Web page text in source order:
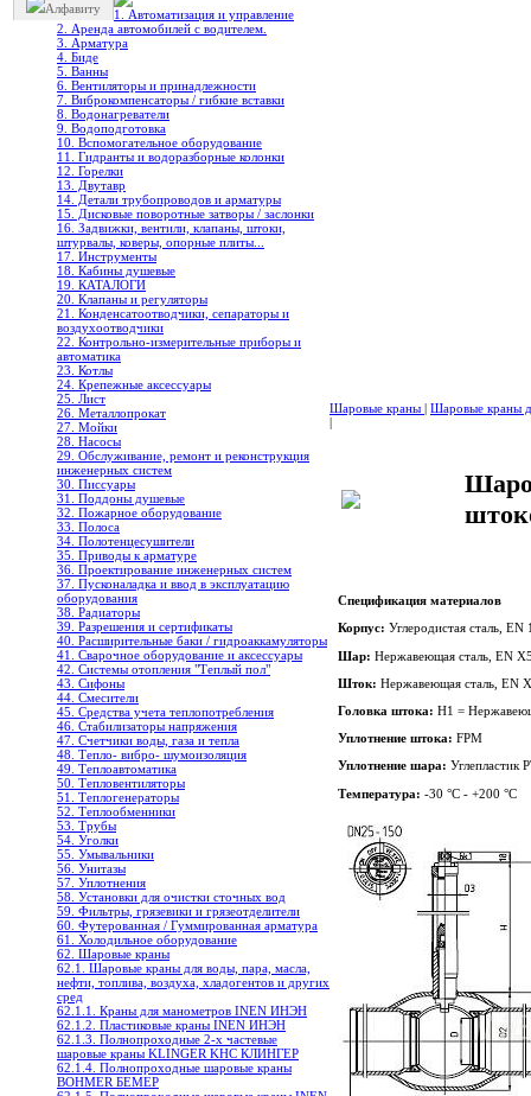
Алфавиту
1. Автоматизация и управление
2. Аренда автомобилей с водителем.
3. Арматура
4. Биде
5. Ванны
6. Вентиляторы и принадлежности
7. Виброкомпенсаторы / гибкие вставки
8. Водонагреватели
9. Водоподготовка
10. Вспомогательное оборудование
11. Гидранты и водоразборные колонки
12. Горелки
13. Двутавр
14. Детали трубопроводов и арматуры
15. Дисковые поворотные затворы / заслонки
16. Задвижки, вентили, клапаны, штоки,
штурвалы, коверы, опорные плиты...
17. Инструменты
18. Кабины душевые
19. КАТАЛОГИ
20. Клапаны и регуляторы
21. Конденсатоотводчики, сепараторы и
воздухоотводчики
22. Контрольно-измерительные приборы и
автоматика
23. Котлы
24. Крепежные аксессуары
25. Лист
26. Металлопрокат
27. Мойки
28. Насосы
29. Обслуживание, ремонт и реконструкция
инженерных систем
30. Писсуары
31. Поддоны душевые
32. Пожарное оборудование
33. Полоса
34. Полотенцесушители
35. Приводы к арматуре
36. Проектирование инженерных систем
37. Пусконаладка и ввод в эксплуатацию
оборудования
38. Радиаторы
39. Разрешения и сертификаты
40. Расширительные баки / гидроаккамуляторы
41. Сварочное оборудование и аксессуары
42. Системы отопления "Теплый пол"
43. Сифоны
44. Смесители
45. Средства учета теплопотребления
46. Стабилизаторы напряжения
47. Счетчики воды, газа и тепла
48. Тепло- вибро- шумоизоляция
49. Теплоавтоматика
50. Тепловентиляторы
51. Теплогенераторы
52. Теплообменники
53. Трубы
54. Уголки
55. Умывальники
56. Унитазы
57. Уплотнения
58. Установки для очистки сточных вод
59. Фильтры, грязевики и грязеотделители
60. Футерованная / Гуммированная арматура
61. Холодильное oборудование
62. Шаровые краны
62.1. Шаровые краны для воды, пара, масла,
нефти, топлива, воздуха, хладогентов и других
сред
62.1.1. Краны для манометров INEN ИНЭН
62.1.2. Пластиковые краны INEN ИНЭН
62.1.3. Полнопроходные 2-х частевые
шаровые краны KLINGER KHC КЛИНГЕР
62.1.4. Полнопроходные шаровые краны
BOHMER БЕМЕР
Шаровые краны | Шаровые краны
|
Спецификация материалов
Корпус: Углеродистая сталь,
Шар: Нержавеющая сталь, EN
Шток: Нержавеющая сталь, EN
Головка штока: H1 =
Уплотнение штока: FPM
Уплотнение шара: Углепластик
Температура: -30 °C - +200 °C